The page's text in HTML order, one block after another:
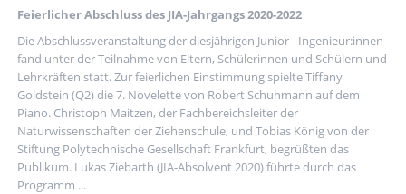
Feierlicher Abschluss des JIA-Jahrgangs 2020-2022
Die Abschlussveranstaltung der diesjährigen Junior - Ingenieur:innen
fand unter der Teilnahme von Eltern, Schülerinnen und Schülern und
Lehrkräften statt. Zur feierlichen Einstimmung spielte Tiffany
Goldstein (Q2) die 7. Novelette von Robert Schuhmann auf dem
Piano. Christoph Maitzen, der Fachbereichsleiter der
Naturwissenschaften der Ziehenschule, und Tobias König von der
Stiftung Polytechnische Gesellschaft Frankfurt, begrüßten das
Publikum. Lukas Ziebarth (JIA-Absolvent 2020) führte durch das
Programm ...